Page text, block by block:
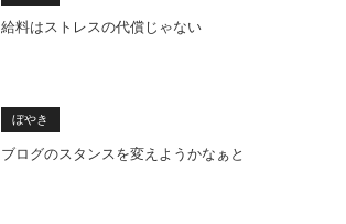
給料はストレスの代償じゃない
ぼやき
ブログのスタンスを変えようかなぁと